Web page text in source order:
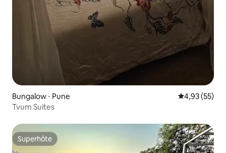
Bungalow ⋅ Pune Évaluation
4,93 (55)
Tvum Suites
Superhôte
Superhôte